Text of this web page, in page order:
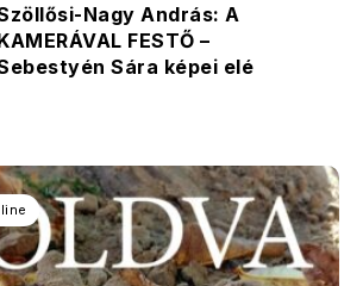
Nagy András: A
FESTŐ –
Sára képei elé